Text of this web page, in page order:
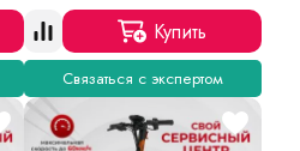
Купить
Связаться с экспертом